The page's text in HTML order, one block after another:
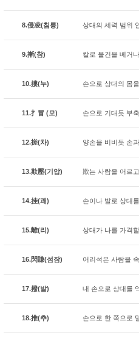
8.侵凌(침릉) 상대의 세력 범위
9.摲(참) 칼로 물건을 베거
10.摟(누) 손으로 상대의 몸
11.扌冒 (모) 손으로 기대듯 부
12.搓(차) 양손을 비비듯 손
13.欺壓(기압) 欺는 사람을 어르
14.挂(괘) 손이나 발로 상대
15.離(리) 상대가 나를 가격
16.閃賺(섬잠) 어리석은 사람을
17.撥(발) 내 손으로 상대를
18.推(추) 손으로 한 쪽으로